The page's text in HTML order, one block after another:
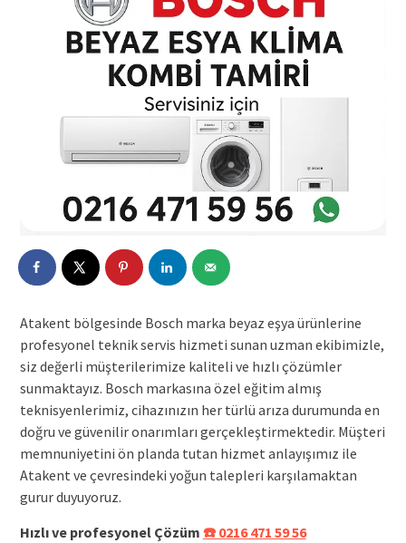
Atakent bölgesinde Bosch marka beyaz eşya ürünlerine
profesyonel teknik servis hizmeti sunan uzman ekibimizle,
siz değerli müşterilerimize kaliteli ve hızlı çözümler
sunmaktayız. Bosch markasına özel eğitim almış
teknisyenlerimiz, cihazınızın her türlü arıza durumunda en
doğru ve güvenilir onarımları gerçekleştirmektedir. Müşteri
memnuniyetini ön planda tutan hizmet anlayışımız ile
Atakent ve çevresindeki yoğun talepleri karşılamaktan
gurur duyuyoruz.
Hızlı ve profesyonel Çözüm ☎️ 0216 471 59 56